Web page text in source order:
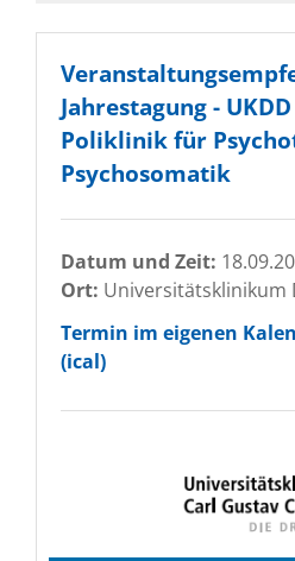
Jahrestagung -
Poliklinik für
Psychosomatik
Datum und Zeit:
Ort: Universitätsklinikum
Termin im eigenen
(ical)